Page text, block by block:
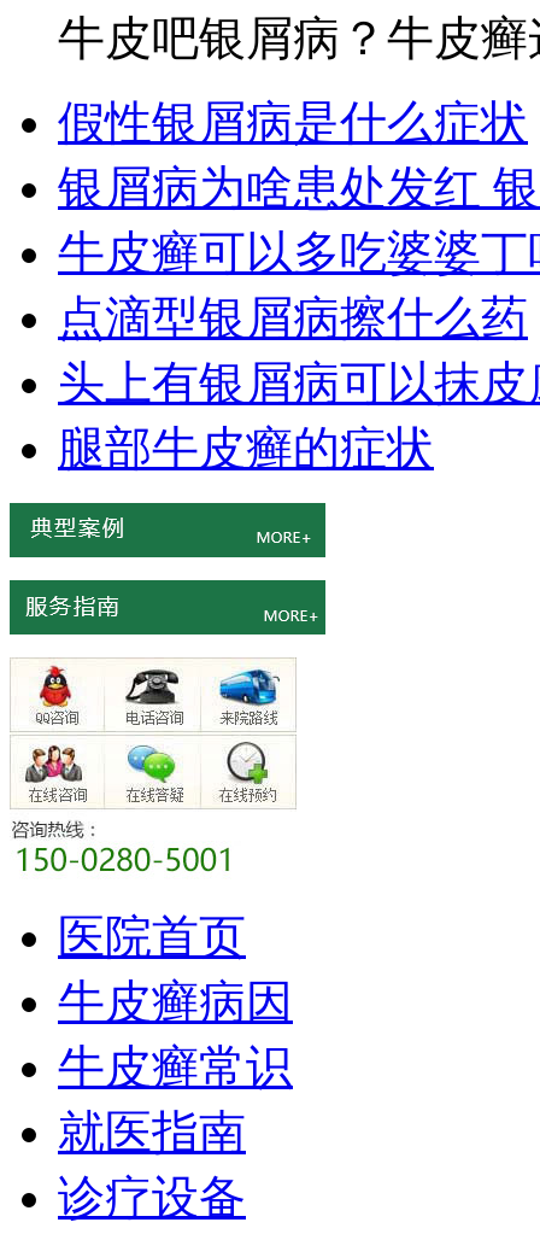
牛皮吧银屑病？牛皮
假性银屑病是什么症状
银屑病为啥患处发红
牛皮癣可以多吃婆婆丁
点滴型银屑病擦什么药
头上有银屑病可以抹
腿部牛皮癣的症状
医院首页
牛皮癣病因
牛皮癣常识
就医指南
诊疗设备